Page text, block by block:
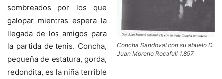
Concha Sandoval con su abuelo D.
Juan Moreno Rocafull 1.897
sombreados por los que
galopar mientras espera la
llegada de los amigos para
la partida de tenis. Concha,
pequeña de estatura, gorda,
redondita, es la niña terrible